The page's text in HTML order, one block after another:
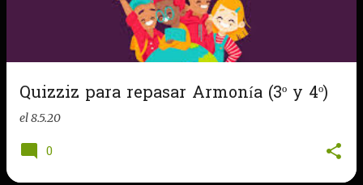
Quizziz para repasar Armonía (3º y 4º)
el8.5.20
0